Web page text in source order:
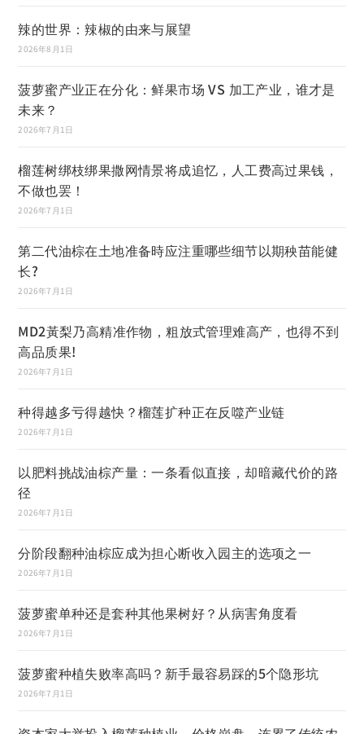
辣的世界：辣椒的由来与展望
2026年8月1日
菠萝蜜产业正在分化：鲜果市场 VS 加工产业，谁才是
未来？
2026年7月1日
榴莲树绑枝绑果撒网情景将成追忆，人工费高过果钱，
不做也罢！
2026年7月1日
第二代油棕在土地准备時应注重哪些细节以期秧苗能健
长?
2026年7月1日
MD2黃梨乃高精准作物，粗放式管理难高产，也得不到
高品质果!
2026年7月1日
种得越多亏得越快？榴莲扩种正在反噬产业链
2026年7月1日
以肥料挑战油棕产量：一条看似直接，却暗藏代价的路
径
2026年7月1日
分阶段翻种油棕应成为担心断收入园主的选项之一
2026年7月1日
菠萝蜜单种还是套种其他果树好？从病害角度看
2026年7月1日
菠萝蜜种植失败率高吗？新手最容易踩的5个隐形坑
2026年7月1日